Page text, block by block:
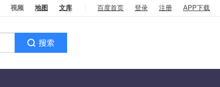
百度首页 登录 注册 APP下载
视频 地图 文库